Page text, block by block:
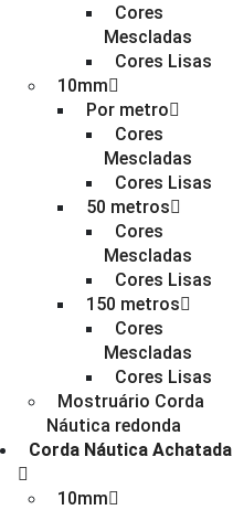
Cores
Mescladas
Cores Lisas
10mm
Por metro
Cores
Mescladas
Cores Lisas
50 metros
Cores
Mescladas
Cores Lisas
150 metros
Cores
Mescladas
Cores Lisas
Mostruário Corda
Náutica redonda
Corda Náutica Achatada
10mm